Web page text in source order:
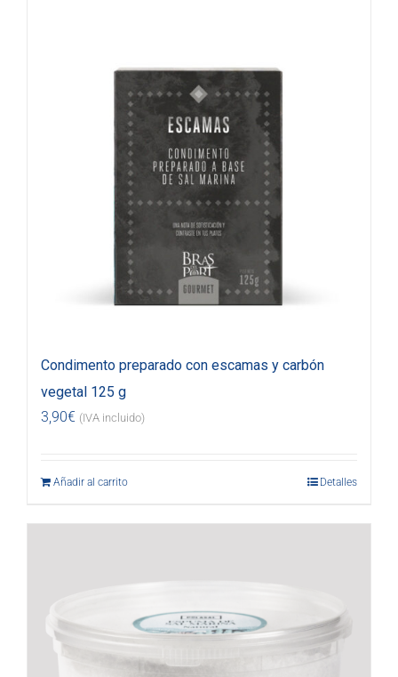
Condimento preparado con escamas y carbón
vegetal 125 g
3,90€ (IVA incluido)
Añadir al carrito Detalles